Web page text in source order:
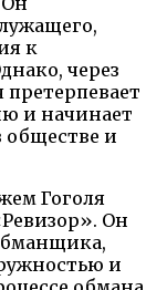
к
через
и начинает
обществе и
Гоголя
Он
и